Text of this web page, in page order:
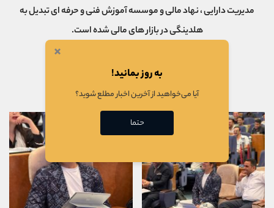
مدیریت دارایی ، نهاد مالی و موسسه آموزش فنی و حرفه ای تبدیل به
هلدینگی‌ در بازار های مالی شده است.
×
به روز بمانید!
آیا می‌خواهید از آخرین اخبار مطلع شوید؟
حتما